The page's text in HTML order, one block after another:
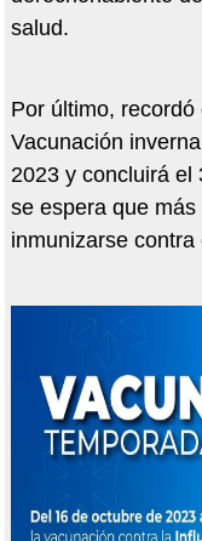
salud.
Por último,
Vacunación
2023 y concluirá el
se espera que
inmunizarse